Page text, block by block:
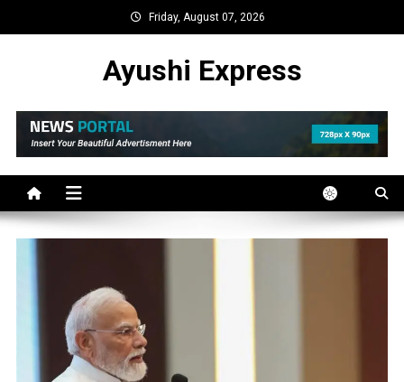
to
Friday, August 07, 2026
Ayushi Express